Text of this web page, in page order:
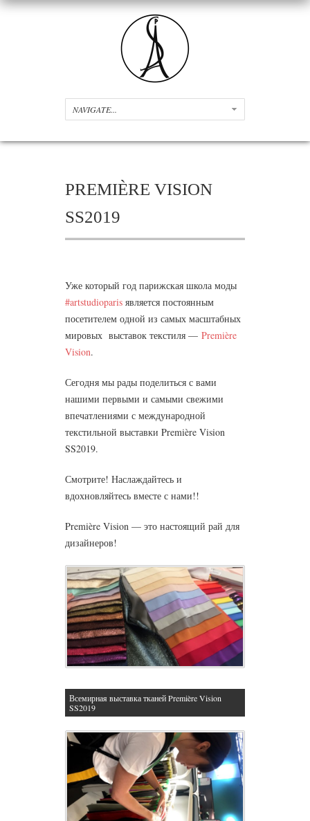
PREMIÈRE VISION
SS2019
Уже который год парижская школа моды
#artstudioparis является постоянным
посетителем одной из самых масштабных
мировых выставок текстиля — Première
Vision.
Сегодня мы рады поделиться с вами
нашими первыми и самыми свежими
впечатлениями с международной
текстильной выставки Première Vision
SS2019.
Смотрите! Наслаждайтесь и
вдохновляйтесь вместе с нами!!
Première Vision — это настоящий рай для
дизайнеров!
Всемирная выставка тканей Première Vision
SS2019